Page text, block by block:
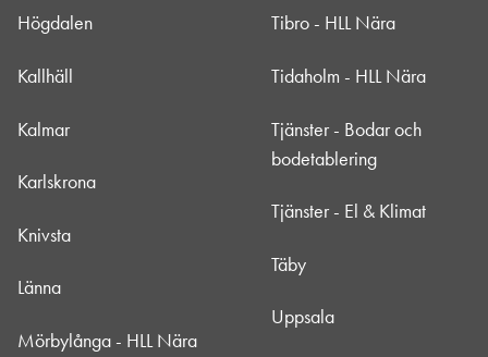
Högdalen
Kallhäll
Kalmar
Karlskrona
Knivsta
Länna
Mörbylånga - HLL Nära
Tibro - HLL Nära
Tidaholm - HLL Nära
Tjänster - Bodar och
bodetablering
Tjänster - El & Klimat
Täby
Uppsala